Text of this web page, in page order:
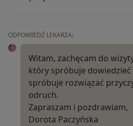
ODPOWIEDŹ LEKARZA:
Witam, zachęcam do
który spróbuje dowiedzieć
spróbuje rozwiązać
odruch.
Zapraszam i pozdrawiam,
Dorota Paczyńska